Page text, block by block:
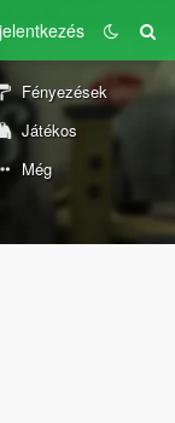
Fényezések
Játékos
Még